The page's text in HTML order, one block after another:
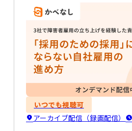
いつでも視聴可
アーカイブ配信（録画配信）